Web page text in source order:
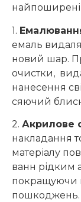
1.
емаль
новий шар.
очистки,
нанесення
сяючий
2. Акрилове
накладання
матеріалу
ванн рідким
покращуючи
пошкоджень.